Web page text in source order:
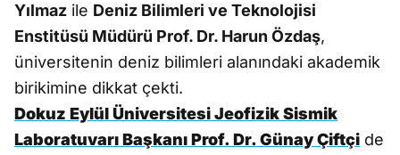
Yılmaz ile Deniz Bilimleri ve Teknolojisi
Enstitüsü Müdürü Prof. Dr. Harun Özdaş,
üniversitenin deniz bilimleri alanındaki akademik
birikimine dikkat çekti.
Dokuz Eylül Üniversitesi Jeofizik Sismik
Laboratuvarı Başkanı Prof. Dr. Günay Çiftçi de